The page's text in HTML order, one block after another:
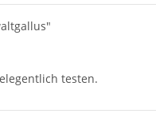
testen.